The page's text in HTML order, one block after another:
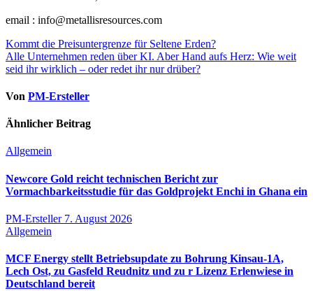
email : info@metallisresources.com
Beitragsnavigation
Kommt die Preisuntergrenze für Seltene Erden?
Alle Unternehmen reden über KI. Aber Hand aufs Herz: Wie weit
seid ihr wirklich – oder redet ihr nur drüber?
Von PM-Ersteller
Ähnlicher Beitrag
Allgemein
Newcore Gold reicht technischen Bericht zur
Vormachbarkeitsstudie für das Goldprojekt Enchi in Ghana ein
PM-Ersteller 7. August 2026
Allgemein
MCF Energy stellt Betriebsupdate zu Bohrung Kinsau-1A,
Lech Ost, zu Gasfeld Reudnitz und zu r Lizenz Erlenwiese in
Deutschland bereit